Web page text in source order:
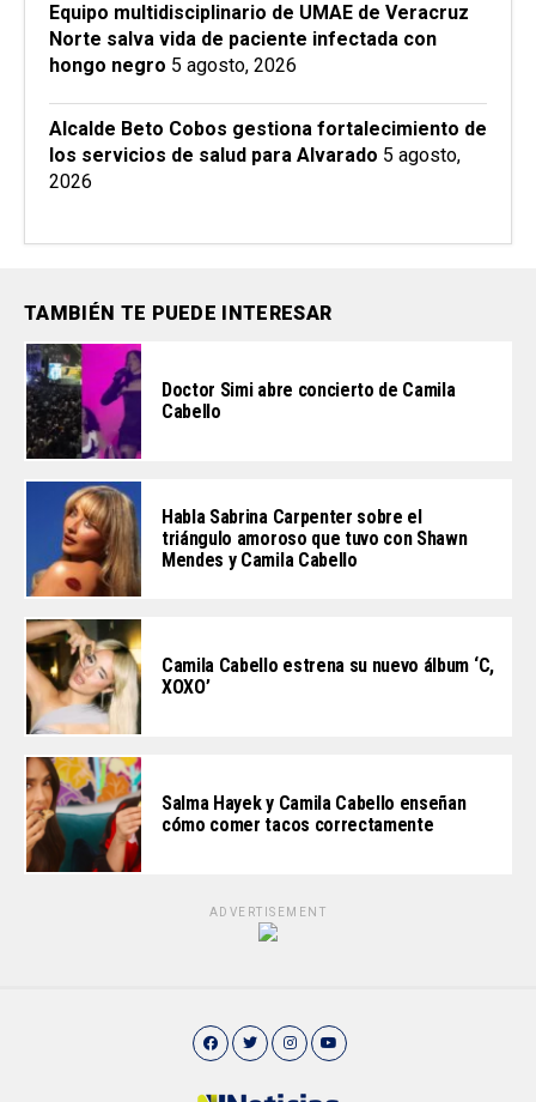
Equipo multidisciplinario de UMAE de Veracruz
Norte salva vida de paciente infectada con
hongo negro 5 agosto, 2026
Alcalde Beto Cobos gestiona fortalecimiento de
los servicios de salud para Alvarado 5 agosto,
2026
TAMBIÉN TE PUEDE INTERESAR
Doctor Simi abre concierto de Camila
Cabello
Habla Sabrina Carpenter sobre el
triángulo amoroso que tuvo con Shawn
Mendes y Camila Cabello
Camila Cabello estrena su nuevo álbum ‘C,
XOXO’
Salma Hayek y Camila Cabello enseñan
cómo comer tacos correctamente
ADVERTISEMENT